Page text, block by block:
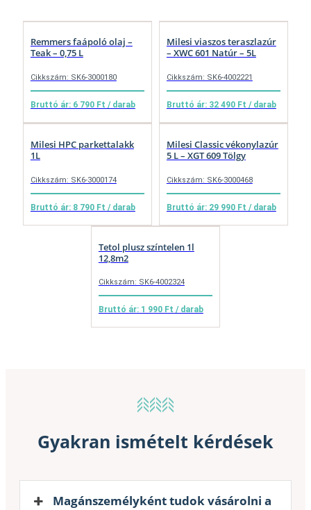
Remmers faápoló olaj –
Teak – 0,75 L
Cikkszám: SK6-3000180
Bruttó ár: 6 790 Ft / darab
Milesi viaszos teraszlazúr
– XWC 601 Natúr – 5L
Cikkszám: SK6-4002221
Bruttó ár: 32 490 Ft / darab
Milesi HPC parkettalakk
1L
Cikkszám: SK6-3000174
Bruttó ár: 8 790 Ft / darab
Milesi Classic vékonylazúr
5 L – XGT 609 Tölgy
Cikkszám: SK6-3000468
Bruttó ár: 29 990 Ft / darab
Tetol plusz színtelen 1l
12,8m2
Cikkszám: SK6-4002324
Bruttó ár: 1 990 Ft / darab
Gyakran ismételt kérdések
Magánszemélyként tudok vásárolni a